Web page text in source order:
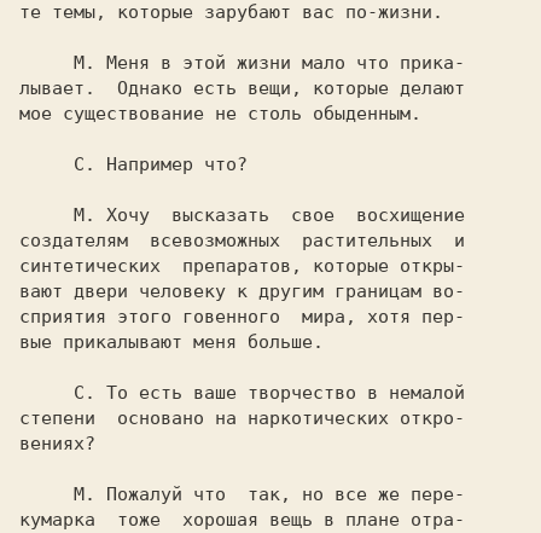
те темы, которые зарубают вас по-жизни.
     М.
Меня в этой жизни мало что прика-
лывает.  Однако есть вещи, которые делают
мое существование не столь обыденным.
     С.
Например что?
     М.
Хочу  высказать  свое  восхищение
создателям  всевозможных  растительных  и
синтетических  препаратов, которые откры-
вают двери человеку к другим границам во-
сприятия этого говенного  мира, хотя пер-
вые прикалывают меня больше.
     С.
То есть ваше творчество в немалой
степени  основано на наркотических откро-
вениях?
     М.
Пожалуй что  так, но все же пере-
кумарка  тоже  хорошая вещь в плане отра-